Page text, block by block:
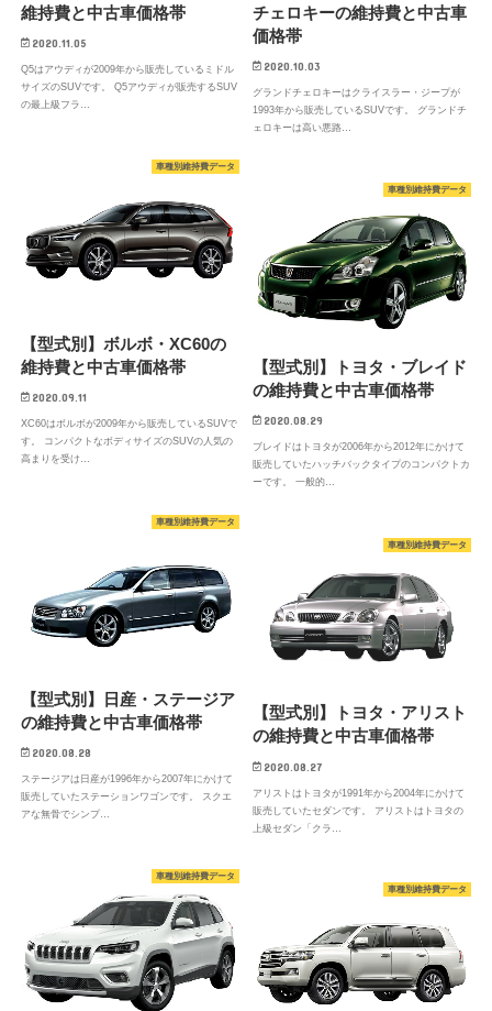
維持費と中古車価格帯
2020.11.05
Q5はアウディが2009年から販売しているミドル
サイズのSUVです。 Q5アウディが販売するSUV
の最上級フラ…
チェロキーの維持費と中古車
価格帯
2020.10.03
グランドチェロキーはクライスラー・ジープが
1993年から販売しているSUVです。 グランドチ
ェロキーは高い悪路…
車種別維持費データ
【型式別】ボルボ・XC60の
維持費と中古車価格帯
2020.09.11
XC60はボルボが2009年から販売しているSUVで
す。 コンパクトなボディサイズのSUVの人気の
高まりを受け…
車種別維持費データ
【型式別】トヨタ・ブレイド
の維持費と中古車価格帯
2020.08.29
ブレイドはトヨタが2006年から2012年にかけて
販売していたハッチバックタイプのコンパクトカ
ーです。 一般的…
車種別維持費データ
【型式別】日産・ステージア
の維持費と中古車価格帯
2020.08.28
ステージアは日産が1996年から2007年にかけて
販売していたステーションワゴンです。 スクエ
アな無骨でシンプ…
車種別維持費データ
【型式別】トヨタ・アリスト
の維持費と中古車価格帯
2020.08.27
アリストはトヨタが1991年から2004年にかけて
販売していたセダンです。 アリストはトヨタの
上級セダン「クラ…
車種別維持費データ
車種別維持費データ